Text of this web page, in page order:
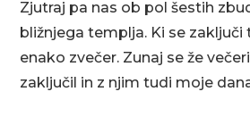
Zjutraj pa nas ob pol šestih
bližnjega templja. Ki se zaključi
enako zvečer. Zunaj se že
zaključil in z njim tudi moje